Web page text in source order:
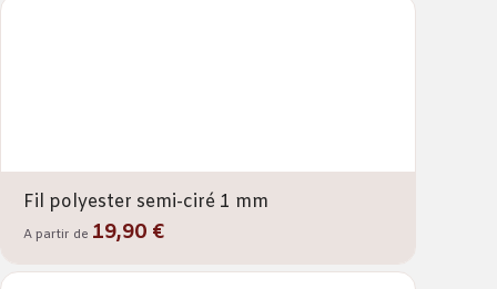
Fil polyester semi-ciré 1 mm
A partir de 19,90 €